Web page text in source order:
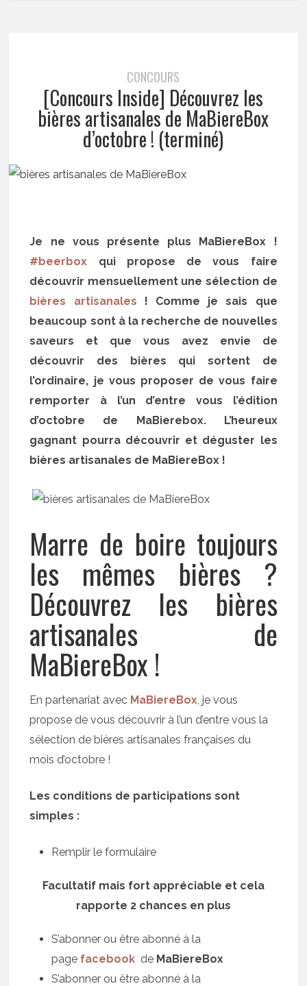
CONCOURS
[Concours Inside] Découvrez les
bières artisanales de MaBiereBox
d’octobre ! (terminé)
Je ne vous présente plus MaBiereBox !
#beerbox qui propose de vous faire
découvrir mensuellement une sélection de
bières artisanales ! Comme je sais que
beaucoup sont à la recherche de nouvelles
saveurs et que vous avez envie de
découvrir des bières qui sortent de
l’ordinaire, je vous proposer de vous faire
remporter à l’un d’entre vous l’édition
d’octobre de MaBierebox. L’heureux
gagnant pourra découvrir et déguster les
bières artisanales de MaBiereBox !
Marre de boire toujours
les mêmes bières ?
Découvrez les bières
artisanales de
MaBiereBox !
En partenariat avec MaBiereBox , je vous
propose de vous découvrir à l’un d’entre vous la
sélection de bières artisanales françaises du
mois d’octobre !
Les conditions de participations sont
simples :
Remplir le formulaire
Facultatif mais fort appréciable et cela
rapporte 2 chances en plus
S’abonner ou être abonné à la
page facebook de MaBiereBox
S’abonner ou être abonné à la